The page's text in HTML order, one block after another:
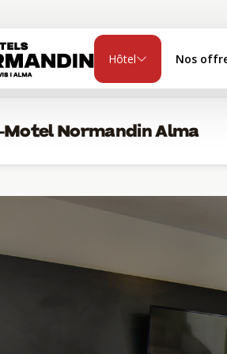
Hôtel Nos
Normandin Alma